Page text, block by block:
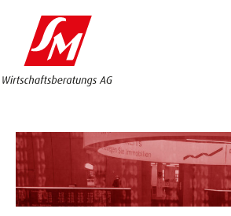
springen